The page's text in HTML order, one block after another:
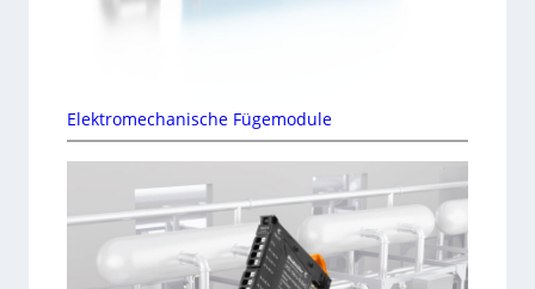
Elektromechanische Fügemodule